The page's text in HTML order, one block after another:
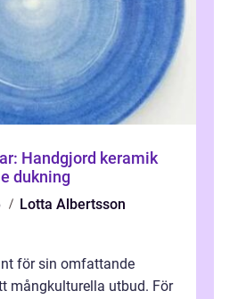
Handgjord keramik
dukning
Lotta Albertsson
för sin omfattande
mångkulturella utbud. För